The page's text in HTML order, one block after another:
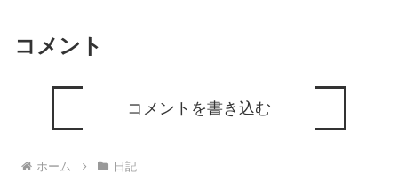
コメント
コメントを書き込む
ホーム 日記